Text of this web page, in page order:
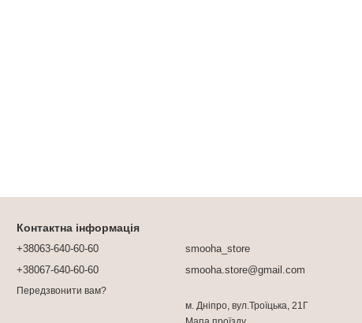
Контактна інформація
+38063-640-60-60
+38067-640-60-60
Передзвонити вам?
smooha_store
smooha.store@gmail.com
м. Дніпро, вул.Троїцька, 21Г